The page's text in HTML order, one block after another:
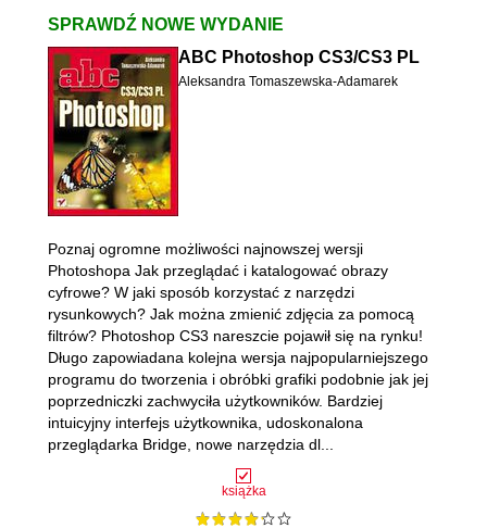
SPRAWDŹ NOWE WYDANIE
ABC Photoshop CS3/CS3 PL
Aleksandra Tomaszewska-Adamarek
książka
Poznaj ogromne możliwości najnowszej wersji
Photoshopa Jak przeglądać i katalogować obrazy
cyfrowe? W jaki sposób korzystać z narzędzi
rysunkowych? Jak można zmienić zdjęcia za pomocą
filtrów? Photoshop CS3 nareszcie pojawił się na rynku!
Długo zapowiadana kolejna wersja najpopularniejszego
programu do tworzenia i obróbki grafiki podobnie jak jej
poprzedniczki zachwyciła użytkowników. Bardziej
intuicyjny interfejs użytkownika, udoskonalona
przeglądarka Bridge, nowe narzędzia dl...